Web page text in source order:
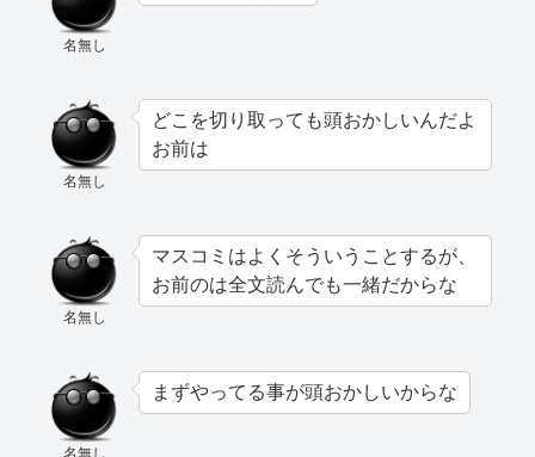
名無し
名無し
どこを切り取っても頭おかしいんだよ
お前は
名無し
マスコミはよくそういうことするが、
お前のは全文読んでも一緒だからな
名無し
まずやってる事が頭おかしいからな